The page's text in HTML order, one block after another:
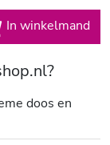
In winkelmand
doos en